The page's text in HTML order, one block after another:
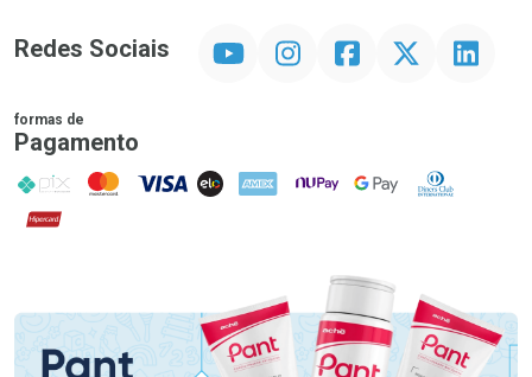
Redes Sociais InstagramFacebookTwitter Linkedin
formas de
Pagamento
PIX MasterCard
VISA ELO AMEX NuPay Google PayDiners Club
Hipercard
Promoção em Destaque